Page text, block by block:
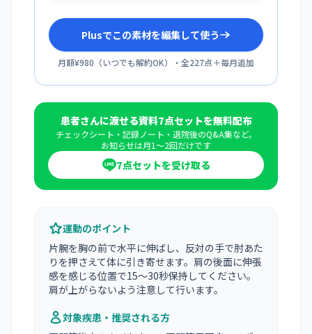
Plusでこの素材を編集して使う
月額¥980 （いつでも解約OK）・全227点＋毎月追加
患者さんに渡せる資料7点セットを無料配布
チェックシート・記録ノート・退院後のQ&A集など。
お知らせは月1〜2回だけです
7点セットを受け取る
運動のポイント
片腕を胸の前で水平に伸ばし、反対の手で肘あた
りを押さえて体に引き寄せます。肩の後面に伸張
感を感じる位置で15〜30秒保持してください。
肩が上がらないよう注意して行います。
対象疾患・推奨される方